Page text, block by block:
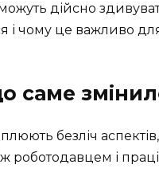
дійсно
і чому це важливо
саме
безліч
роботодавцем і